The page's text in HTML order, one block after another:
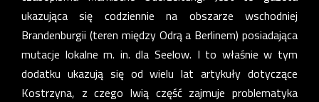
ukazująca się codziennie na obszarze wschodniej
Brandenburgii (teren między Odrą a Berlinem) posiadająca
mutacje lokalne m. in. dla Seelow. I to właśnie w tym
dodatku ukazują się od wielu lat artykuły dotyczące
Kostrzyna, z czego lwią część zajmuje problematyka